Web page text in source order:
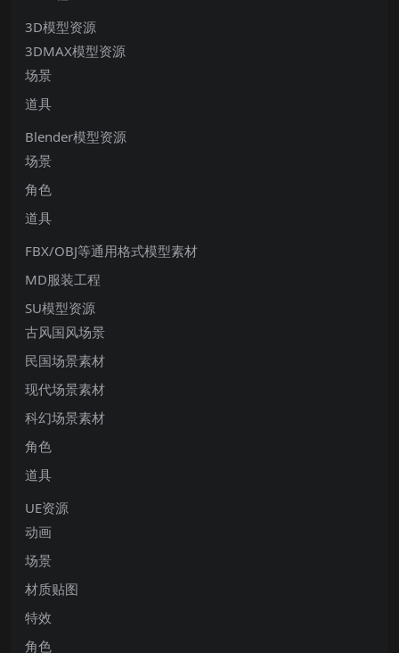
3D模型资源
3DMAX模型资源
场景
道具
Blender模型资源
场景
角色
道具
FBX/OBJ等通用格式模型素材
MD服装工程
SU模型资源
古风国风场景
民国场景素材
现代场景素材
科幻场景素材
角色
道具
UE资源
动画
场景
材质贴图
特效
角色